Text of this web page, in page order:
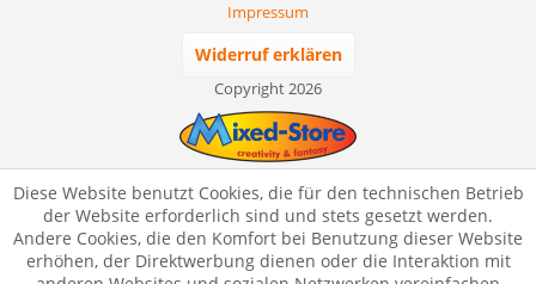
Impressum
Widerruf erklären
Copyright 2026
Diese Website benutzt Cookies, die für den technischen Betrieb
der Website erforderlich sind und stets gesetzt werden.
Andere Cookies, die den Komfort bei Benutzung dieser Website
erhöhen, der Direktwerbung dienen oder die Interaktion mit